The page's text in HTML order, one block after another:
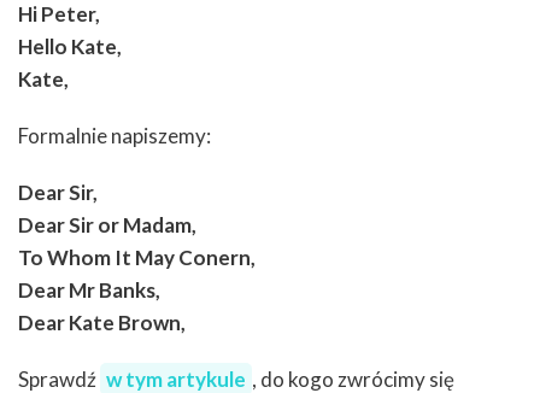
Hi Peter,
Hello Kate,
Kate,
Formalnie napiszemy:
Dear Sir,
Dear Sir or Madam,
To Whom It May Conern,
Dear Mr Banks,
Dear Kate Brown,
Sprawdź w tym artykule , do kogo zwrócimy się